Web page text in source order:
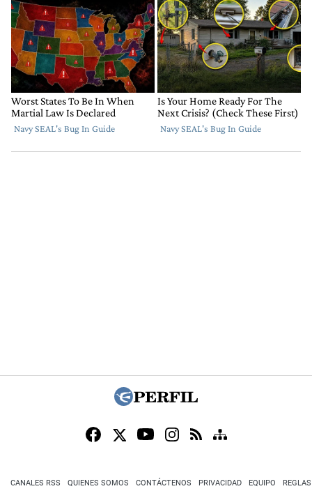
CANALES RSS QUIENES SOMOS CONTÁCTENOS PRIVACIDAD EQUIPO